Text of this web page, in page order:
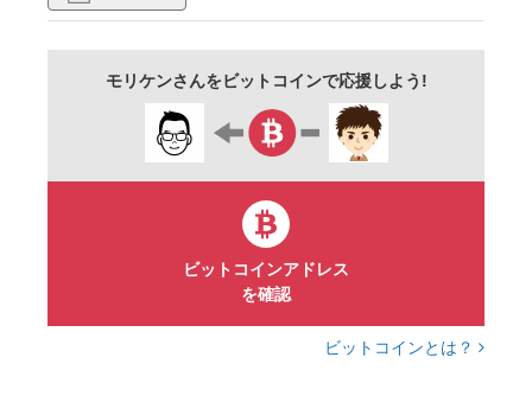
イベント 賀正 新年 文化
モリケンさんをビットコインで応援しよう!
ビットコインアドレス
を確認
ビットコインとは？